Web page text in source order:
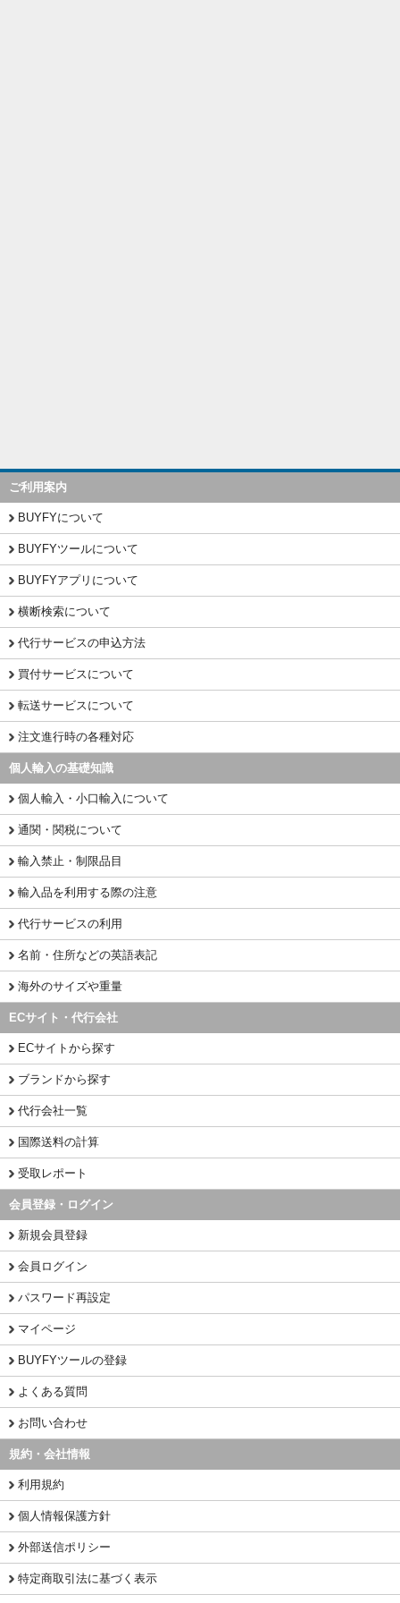
ご利用案内
BUYFYについて
BUYFYツールについて
BUYFYアプリについて
横断検索について
代行サービスの申込方法
買付サービスについて
転送サービスについて
注文進行時の各種対応
個人輸入の基礎知識
個人輸入・小口輸入について
通関・関税について
輸入禁止・制限品目
輸入品を利用する際の注意
代行サービスの利用
名前・住所などの英語表記
海外のサイズや重量
ECサイト・代行会社
ECサイトから探す
ブランドから探す
代行会社一覧
国際送料の計算
受取レポート
会員登録・ログイン
新規会員登録
会員ログイン
パスワード再設定
マイページ
BUYFYツールの登録
よくある質問
お問い合わせ
規約・会社情報
利用規約
個人情報保護方針
外部送信ポリシー
特定商取引法に基づく表示